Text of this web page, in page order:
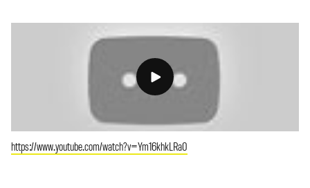
https://www.youtube.com/watch?v=Ym16khkLRa0